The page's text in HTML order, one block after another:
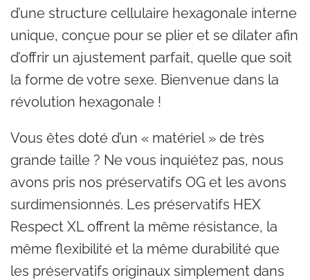
d’une structure cellulaire hexagonale interne
unique, conçue pour se plier et se dilater afin
d’offrir un ajustement parfait, quelle que soit
la forme de votre sexe. Bienvenue dans la
révolution hexagonale !
Vous êtes doté d’un « matériel » de très
grande taille ? Ne vous inquiétez pas, nous
avons pris nos préservatifs OG et les avons
surdimensionnés. Les préservatifs HEX
Respect XL offrent la même résistance, la
même flexibilité et la même durabilité que
les préservatifs originaux simplement dans